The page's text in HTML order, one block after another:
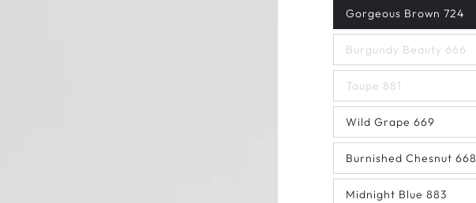
Gorgeous Brown 724
Burgundy Beauty 666
Taupe 881
Wild Grape 669
Burnished Chesnut 668
Midnight Blue 883